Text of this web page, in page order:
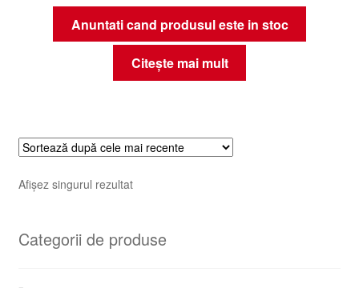
Anuntati cand produsul este in stoc
Citește mai mult
Afișez singurul rezultat
Categorii de produse